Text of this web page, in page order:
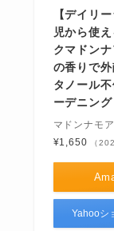
【デイリ
児から使
クマドン
の香りで
タノール
ーデニング
マドンナモ
¥1,650
（
Yahooシ